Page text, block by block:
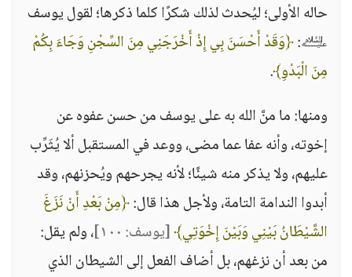
حاله الأولى؛ ليُحدث لذلك شكرًا كلما ذكرها؛ لقول يوسف
﵇:﴿وَقَدْ أَحْسَنَ بِي إِذْ أَخْرَجَنِي مِنَ السِّجْنِ وَجَاءَ بِكُمْ
مِنَ الْبَدْوِ﴾.
ومنها: ما منَّ الله به على يوسف من حسن عفوه عن
إخوته، وأنه عفا عما مضى، ووعد في المستقبل ألا يُثَرِّب
عليهم، ولا يذكر منه شيئًا؛ لأنه يجرحهم ويُحزنهم، وقد
أبدوا الندامة التامة، ولأجل هذا قال:﴿مِنْ بَعْدِ أَنْ نَزَغَ
الشَّيْطَانُ بَيْنِي وَبَيْنَ إِخْوَتِي﴾[يوسف: ١٠٠]
، ولم يقل:
من بعد أن نزغهم، بل أضاف الفعل إلى الشيطان الذي